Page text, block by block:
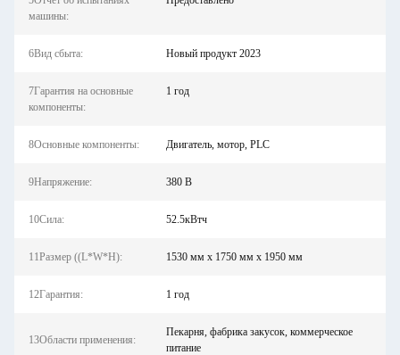
машины:
6Вид сбыта: Новый продукт 2023
7Гарантия на основные
компоненты:
1 год
8Основные компоненты: Двигатель, мотор, PLC
9Напряжение: 380 В
10Сила: 52.5кВтч
11Размер ((L*W*H): 1530 мм х 1750 мм х 1950 мм
12Гарантия: 1 год
13Области применения:
Пекарня, фабрика закусок, коммерческое
питание